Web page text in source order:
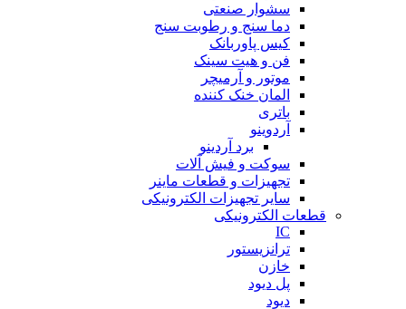
سشوار صنعتی
دما سنج و رطوبت سنج
کیس پاوربانک
فن و هیت سینک
موتور و آرمیچر
المان خنک کننده
باتری
آردوینو
برد آردینو
سوکت و فیش آلات
تجهیزات و قطعات ماینر
سایر تجهیزات الکترونیکی
قطعات الکترونیکی
IC
ترانزیستور
خازن
پل دیود
دیود